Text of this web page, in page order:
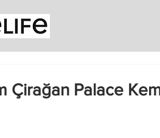
Çirağan Palace